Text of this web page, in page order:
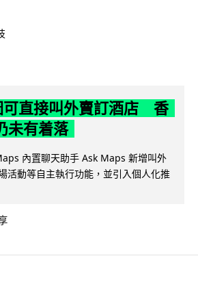
可直接叫外賣訂酒店 香
未有着落
內置聊天助手 Ask Maps 新增叫外
活動等自主執行功能，並引入個人化推